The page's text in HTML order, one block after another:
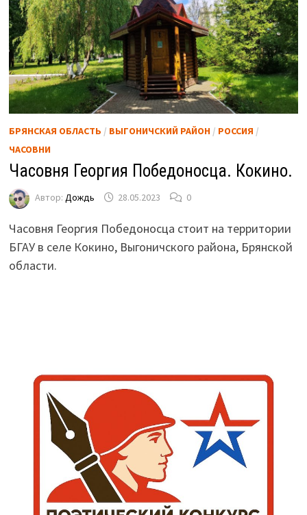
БРЯНСКАЯ ОБЛАСТЬ / ВЫГОНИЧСКИЙ РАЙОН/ РОССИЯ /
ЧАСОВНИ
Часовня Георгия Победоносца. Кокино.
Автор: Дождь 28.05.2023 0
Часовня Георгия Победоносца стоит на территории
БГАУ в селе Кокино, Выгоничского района, Брянской
области.